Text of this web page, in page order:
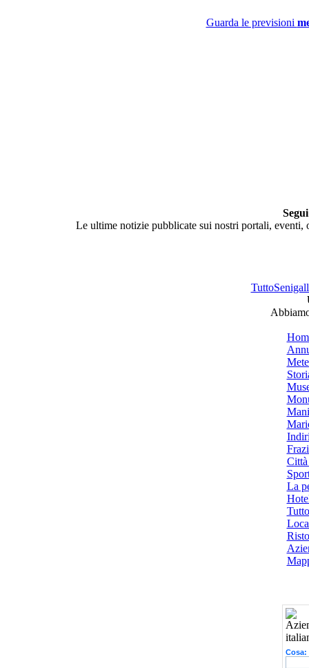
Guarda le previsioni
Le ultime notizie pubblicate sui nostri portali,
Città
La
Cosa: